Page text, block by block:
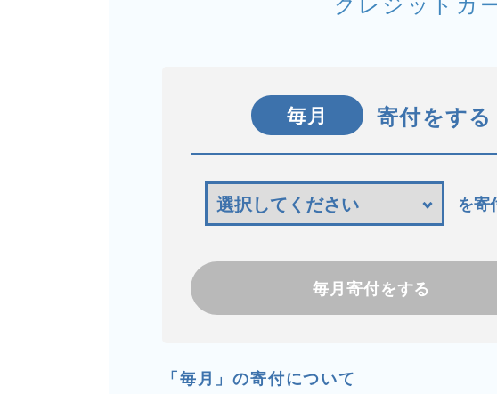
クレジットカ
毎月 寄付をする
を寄
毎月寄付をする
「毎月」の寄付について